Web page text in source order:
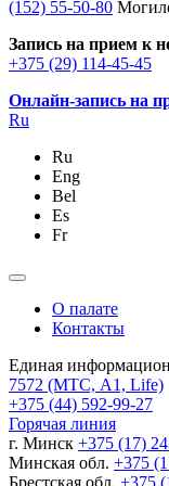
(152) 55-50-80
Запись на прием к
+375 (29) 114-45-45
Онлайн-запись на
Ru
Ru
Eng
Bel
Es
Fr
О палате
Контакты
Единая
7572 (МТС, A1, Life)
+375 (44) 592-99-27
Горячая линия
г. Минск +375 (17)
Минская обл. +375
Брестская обл. +375